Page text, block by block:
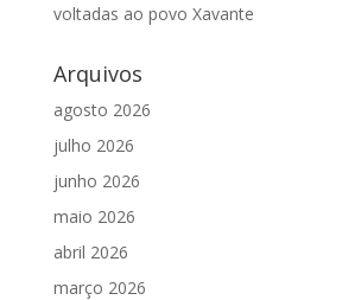
voltadas ao povo Xavante
Arquivos
agosto 2026
julho 2026
junho 2026
maio 2026
abril 2026
março 2026